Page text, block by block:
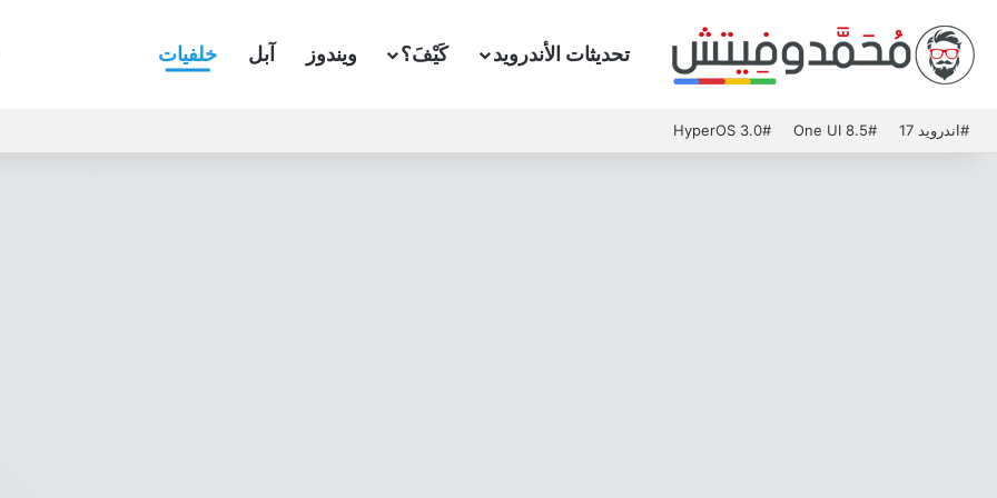
تحديثات الأندرويد كَيْفَ؟ ويندوز آبل خلفيات
#اندرويد 17 #One UI 8.5
#HyperOS 3.0